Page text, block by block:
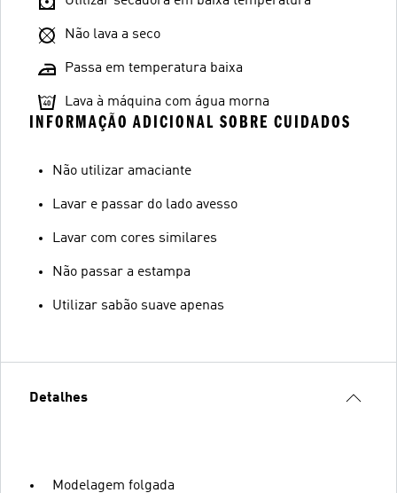
Não lava a seco
Passa em temperatura baixa
Lava à máquina com água morna
INFORMAÇÃO ADICIONAL SOBRE CUIDADOS
Não utilizar amaciante
Lavar e passar do lado avesso
Lavar com cores similares
Não passar a estampa
Utilizar sabão suave apenas
Detalhes
Modelagem folgada